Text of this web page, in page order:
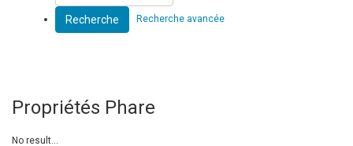
Recherche Recherche avancée
Propriétés Phare
No result...